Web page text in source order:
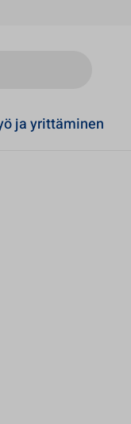
ja yrittäminen